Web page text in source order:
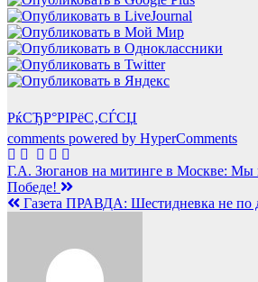
РќСЂР°РІРёС‚СЃСЏ
comments powered by HyperComments
Навигация
по
Г.А. Зюганов на митинге в Москве: Мы
Победе!
Газета ПРАВДА: Шестидневка не по